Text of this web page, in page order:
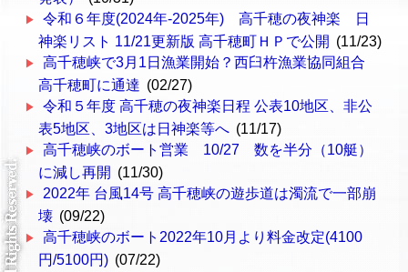
令和６年度(2024年-2025年) 高千穂の夜神楽 日
神楽リスト 11/21更新版 高千穂町ＨＰで公開 (11/23)
高千穂峡で3月1日漁業開始？西臼杵漁業協同組合
高千穂町に通達 (02/27)
令和５年度 高千穂の夜神楽日程 公表10地区、非公
表5地区、3地区は日神楽等へ (11/17)
高千穂峡のボート営業 10/27 数を半分（10艇）
に減し再開 (11/30)
2022年 台風14号 高千穂峡の遊歩道は濁流で一部崩
壊 (09/22)
高千穂峡のボート2022年10月より料金改定(4100
円/5100円) (07/22)